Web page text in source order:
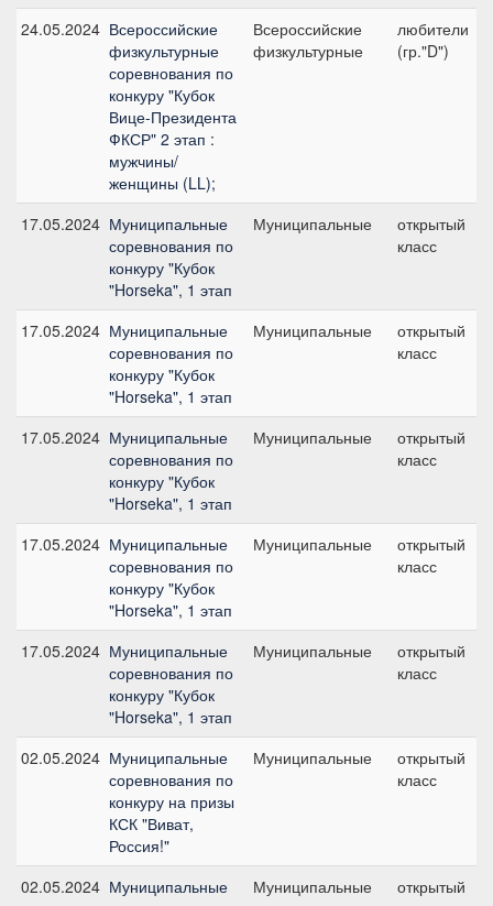
24.05.2024 Всероссийские
физкультурные
соревнования по
конкуру "Кубок
Вице-Президента
ФКСР" 2 этап :
мужчины/
женщины (LL);
Всероссийские
физкультурные
любители
(гр."D")
17.05.2024 Муниципальные
соревнования по
конкуру "Кубок
"Horseka", 1 этап
Муниципальные
открытый
класс
17.05.2024 Муниципальные
соревнования по
конкуру "Кубок
"Horseka", 1 этап
Муниципальные
открытый
класс
17.05.2024 Муниципальные
соревнования по
конкуру "Кубок
"Horseka", 1 этап
Муниципальные
открытый
класс
17.05.2024 Муниципальные
соревнования по
конкуру "Кубок
"Horseka", 1 этап
Муниципальные
открытый
класс
17.05.2024 Муниципальные
соревнования по
конкуру "Кубок
"Horseka", 1 этап
Муниципальные
открытый
класс
02.05.2024 Муниципальные
соревнования по
конкуру на призы
КСК "Виват,
Россия!"
Муниципальные
открытый
класс
02.05.2024 Муниципальные
Муниципальные
открытый